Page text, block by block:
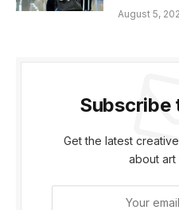
August 5,
Subscribe
Get the latest
about art